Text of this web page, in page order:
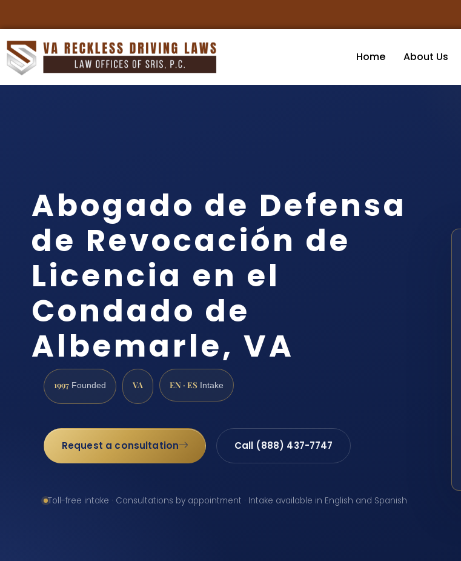
Home About Us
Abogado de Defensa
de Revocación de
Licencia en el
Condado de
Albemarle, VA
1997 Founded VA EN · ES Intake
Request a consultation Call (888) 437-7747
Toll-free intake · Consultations by appointment · Intake available in English and Spanish